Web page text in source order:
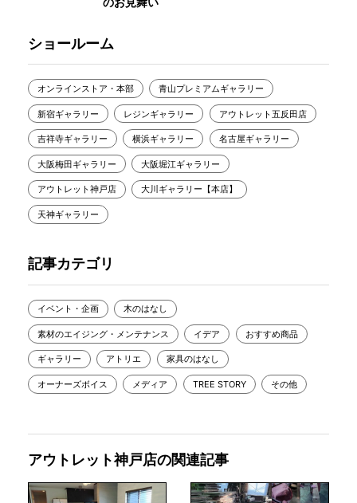
ショールーム
オンラインストア・本部 青山プレミアムギャラリー
新宿ギャラリー レジンギャラリー アウトレット五反田店
吉祥寺ギャラリー 横浜ギャラリー 名古屋ギャラリー
大阪梅田ギャラリー 大阪堀江ギャラリー
アウトレット神戸店 大川ギャラリー【本店】
天神ギャラリー
記事カテゴリ
イベント・企画 木のはなし
素材のエイジング・メンテナンス イデア おすすめ商品
ギャラリー アトリエ 家具のはなし
オーナーズボイス メディア TREE STORY その他
アウトレット神戸店の関連記事